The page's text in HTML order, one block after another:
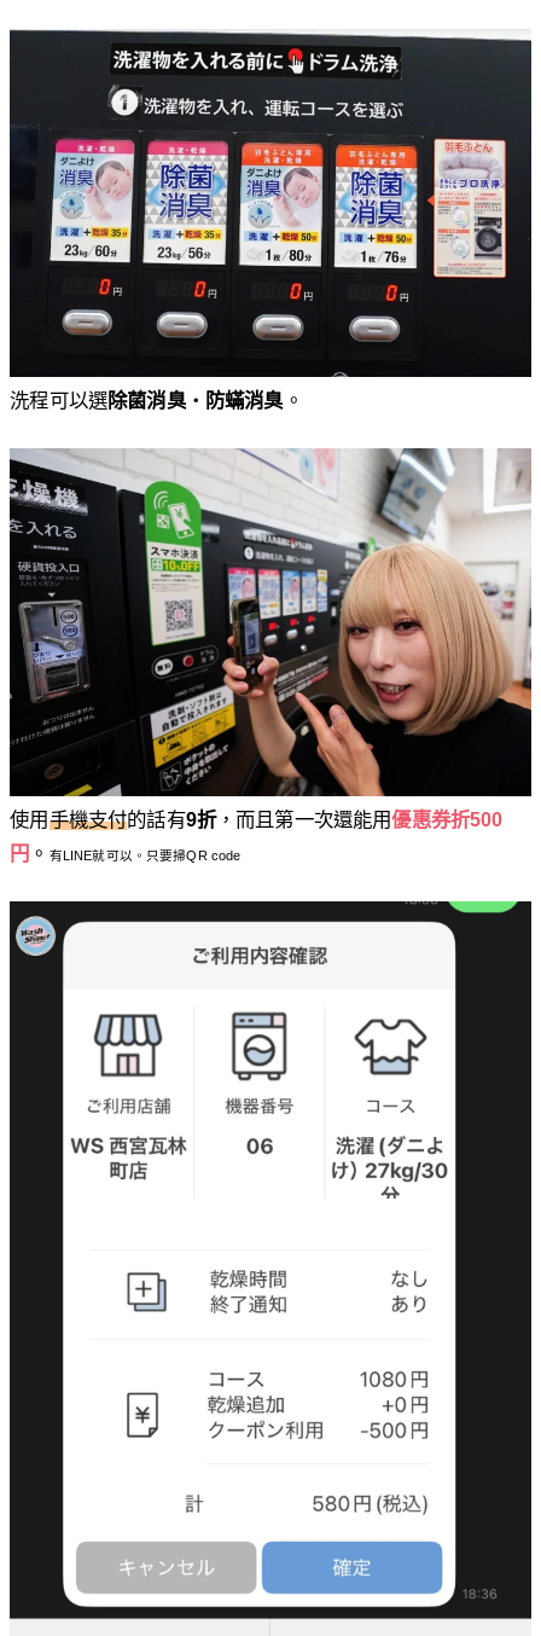
洗程可以選除菌消臭・ 防蟎消臭 。
使用手機支付的話有9折，而且第一次還能用優惠券折500
円 。 有LINE就可以。只要掃QR code